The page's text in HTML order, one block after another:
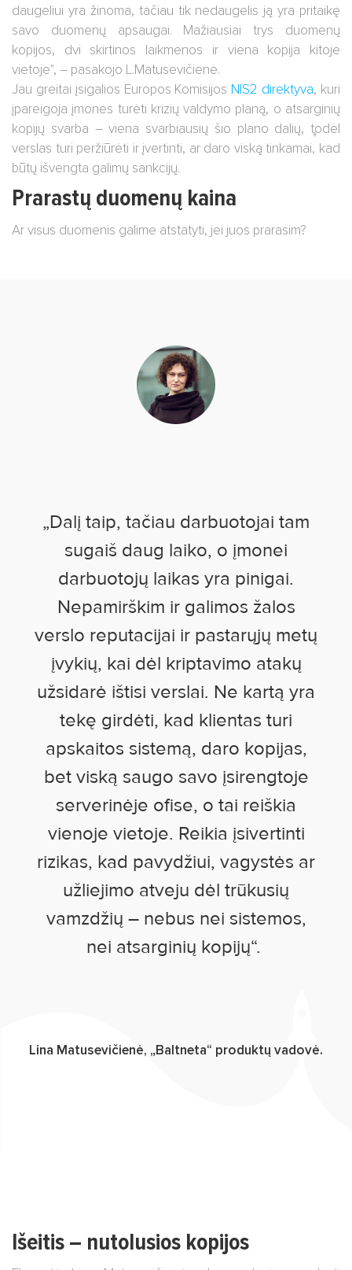
daugeliui yra žinoma, tačiau tik nedaugelis ją yra pritaikę
savo duomenų apsaugai. Mažiausiai trys duomenų
kopijos, dvi skirtinos laikmenos ir viena kopija kitoje
vietoje", – pasakojo L.Matusevičienė.
Jau greitai įsigalios Europos Komisijos NIS2 direktyva, kuri
įpareigoja įmones turėti krizių valdymo planą, o atsarginių
kopijų svarba – viena svarbiausių šio plano dalių, todėl
verslas turi peržiūrėti ir įvertinti, ar daro viską tinkamai, kad
būtų išvengta galimų sankcijų.
Prarastų duomenų kaina
Ar visus duomenis galime atstatyti, jei juos prarasim?
„Dalį taip, tačiau darbuotojai tam
sugaiš daug laiko, o įmonei
darbuotojų laikas yra pinigai.
Nepamirškim ir galimos žalos
verslo reputacijai ir pastarųjų metų
įvykių, kai dėl kriptavimo atakų
užsidarė ištisi verslai. Ne kartą yra
tekę girdėti, kad klientas turi
apskaitos sistemą, daro kopijas,
bet viską saugo savo įsirengtoje
serverinėje ofise, o tai reiškia
vienoje vietoje. Reikia įsivertinti
rizikas, kad pavydžiui, vagystės ar
užliejimo atveju dėl trūkusių
vamzdžių – nebus nei sistemos,
nei atsarginių kopijų“.
Lina Matusevičienė, „Baltneta“ produktų vadovė.
Išeitis – nutolusios kopijos